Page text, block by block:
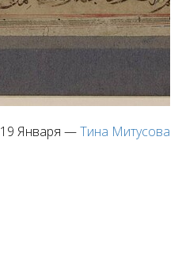
19 Января —Тина Митусова